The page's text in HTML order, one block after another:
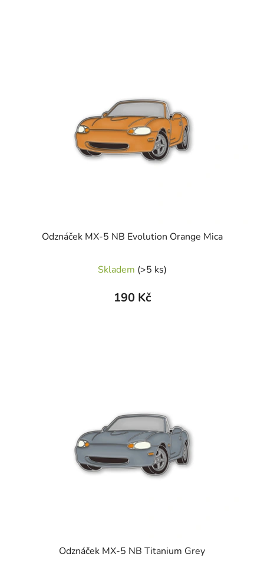
Odznáček MX-5 NB Evolution Orange Mica
Skladem (>5 ks)
190 Kč
Odznáček MX-5 NB Titanium Grey